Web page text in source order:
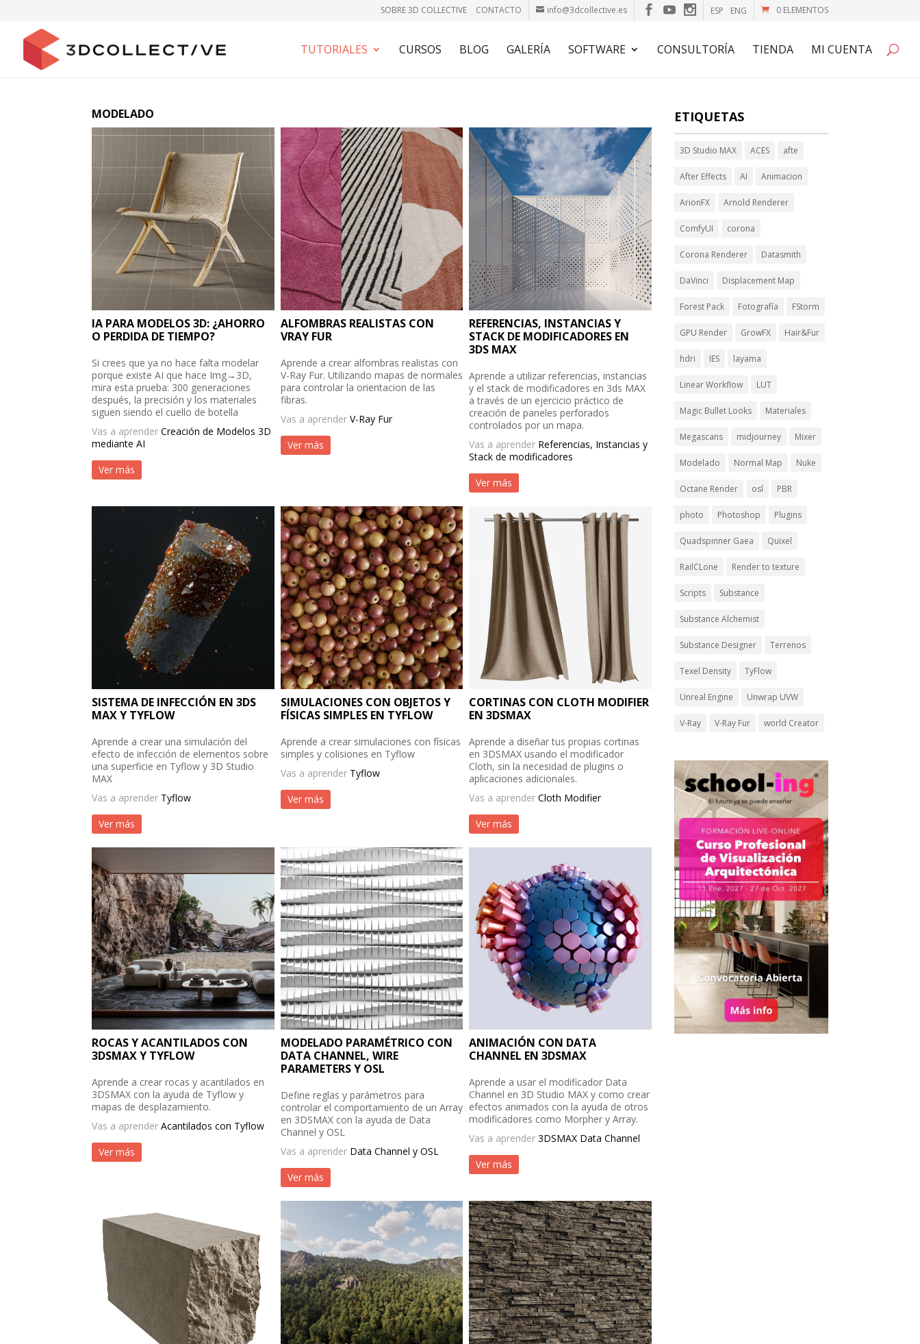
0 ELEMENTOS
ESP ENG
info@3dcollective.es
SOBRE 3D COLLECTIVE CONTACTO
TUTORIALES CURSOS BLOG GALERÍA SOFTWARE CONSULTORÍA TIENDA MI CUENTA
MODELADO
IA PARA MODELOS 3D: ¿AHORRO
O PERDIDA DE TIEMPO?
Si crees que ya no hace falta modelar
porque existe AI que hace Img→3D,
mira esta prueba: 300 generaciones
después, la precisión y los materiales
siguen siendo el cuello de botella
Vas a aprenderCreación de Modelos 3D
mediante AI
Ver más
ALFOMBRAS REALISTAS CON
VRAY FUR
Aprende a crear alfombras realistas con
V-Ray Fur. Utilizando mapas de normales
para controlar la orientacion de las
fibras.
Vas a aprender V-Ray Fur
Ver más
REFERENCIAS, INSTANCIAS Y
STACK DE MODIFICADORES EN
3DS MAX
Aprende a utilizar referencias, instancias
y el stack de modificadores en 3ds MAX
a través de un ejercicio práctico de
creación de paneles perforados
controlados por un mapa.
Vas a aprender Referencias, Instancias y
Stack de modificadores
Ver más
SISTEMA DE INFECCIÓN EN 3DS
MAX Y TYFLOW
Aprende a crear una simulación del
efecto de infección de elementos sobre
una superficie en Tyflow y 3D Studio
MAX
Vas a aprender Tyflow
Ver más
SIMULACIONES CON OBJETOS Y
FÍSICAS SIMPLES EN TYFLOW
Aprende a crear simulaciones con físicas
simples y colisiones en Tyflow
Vas a aprender Tyflow
Ver más
CORTINAS CON CLOTH MODIFIER
EN 3DSMAX
Aprende a diseñar tus propias cortinas
en 3DSMAX usando el modificador
Cloth, sin la necesidad de plugins o
aplicaciones adicionales.
Vas a aprender Cloth Modifier
Ver más
ROCAS Y ACANTILADOS CON
3DSMAX Y TYFLOW
Aprende a crear rocas y acantilados en
3DSMAX con la ayuda de Tyflow y
mapas de desplazamiento.
Vas a aprenderAcantilados con Tyflow
Ver más
MODELADO PARAMÉTRICO CON
DATA CHANNEL, WIRE
PARAMETERS Y OSL
Define reglas y parámetros para
controlar el comportamiento de un Array
en 3DSMAX con la ayuda de Data
Channel y OSL
Vas a aprender Data Channel y OSL
Ver más
ANIMACIÓN CON DATA
CHANNEL EN 3DSMAX
Aprende a usar el modificador Data
Channel en 3D Studio MAX y como crear
efectos animados con la ayuda de otros
modificadores como Morpher y Array.
Vas a aprender 3DSMAX Data Channel
Ver más
ETIQUETAS
3D Studio MAX ACES afte
After Effects AI Animacion
ArionFX Arnold Renderer
ComfyUI corona
Corona Renderer Datasmith
DaVinci Displacement Map
Forest Pack Fotografía FStorm
GPU Render GrowFX Hair&Fur
hdri IES layama
Linear Workflow LUT
Magic Bullet Looks Materiales
Megascans midjourney Mixer
Modelado Normal Map Nuke
Octane Render osl PBR
photo Photoshop Plugins
Quadspinner Gaea Quixel
RailCLone Render to texture
Scripts Substance
Substance Alchemist
Substance Designer Terrenos
Texel Density TyFlow
Unreal Engine Unwrap UVW
V-Ray V-Ray Fur world Creator